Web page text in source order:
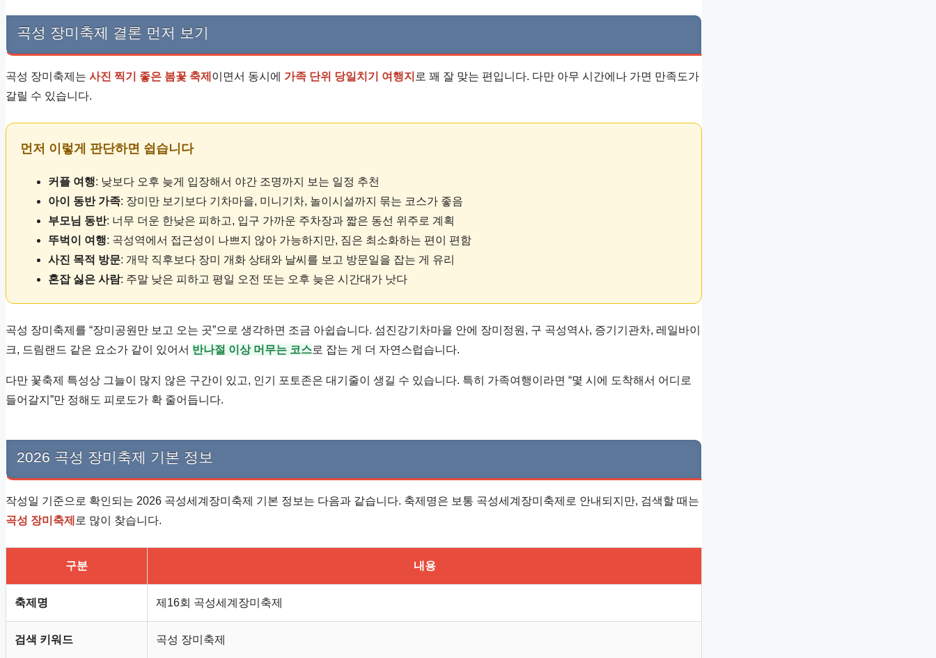
곡성 장미축제 결론 먼저 보기
곡성 장미축제는 사진 찍기 좋은 봄꽃 축제 이면서 동시에 가족 단위 당일치기 여행지 로 꽤 잘 맞는 편입니다. 다만 아무 시간에나 가면 만족도가
갈릴 수 있습니다.
먼저 이렇게 판단하면 쉽습니다
커플 여행: 낮보다 오후 늦게 입장해서 야간 조명까지 보는 일정 추천
아이 동반 가족: 장미만 보기보다 기차마을, 미니기차, 놀이시설까지 묶는 코스가 좋음
부모님 동반: 너무 더운 한낮은 피하고, 입구 가까운 주차장과 짧은 동선 위주로 계획
뚜벅이 여행: 곡성역에서 접근성이 나쁘지 않아 가능하지만, 짐은 최소화하는 편이 편함
사진 목적 방문: 개막 직후보다 장미 개화 상태와 날씨를 보고 방문일을 잡는 게 유리
혼잡 싫은 사람: 주말 낮은 피하고 평일 오전 또는 오후 늦은 시간대가 낫다
곡성 장미축제를 “장미공원만 보고 오는 곳”으로 생각하면 조금 아쉽습니다. 섬진강기차마을 안에 장미정원, 구 곡성역사, 증기기관차, 레일바이
크, 드림랜드 같은 요소가 같이 있어서 반나절 이상 머무는 코스로 잡는 게 더 자연스럽습니다.
다만 꽃축제 특성상 그늘이 많지 않은 구간이 있고, 인기 포토존은 대기줄이 생길 수 있습니다. 특히 가족여행이라면 “몇 시에 도착해서 어디로
들어갈지”만 정해도 피로도가 확 줄어듭니다.
2026 곡성 장미축제 기본 정보
작성일 기준으로 확인되는 2026 곡성세계장미축제 기본 정보는 다음과 같습니다. 축제명은 보통 곡성세계장미축제로 안내되지만, 검색할 때는
곡성 장미축제 로 많이 찾습니다.
구분 내용
축제명 제16회 곡성세계장미축제
검색 키워드 곡성 장미축제